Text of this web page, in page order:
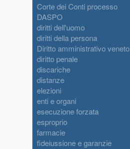
Corte dei Conti processo
DASPO
diritti dell'uomo
diritti della persona
Diritto amministrativo veneto
diritto penale
discariche
distanze
elezioni
enti e organi
esecuzione forzata
esproprio
farmacie
fideiussione e garanzie